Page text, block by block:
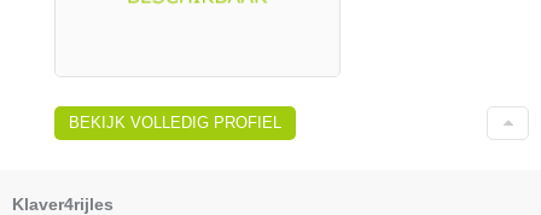
BEKIJK VOLLEDIG PROFIEL
Klaver4rijles